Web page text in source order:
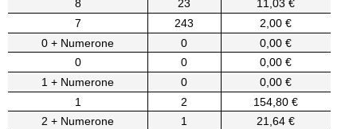
8
23
11,03 €
7
243
2,00 €
0 + Numerone
0
0,00 €
0
0
0,00 €
1 + Numerone
0
0,00 €
1
2
154,80 €
2 + Numerone
1
21,64 €